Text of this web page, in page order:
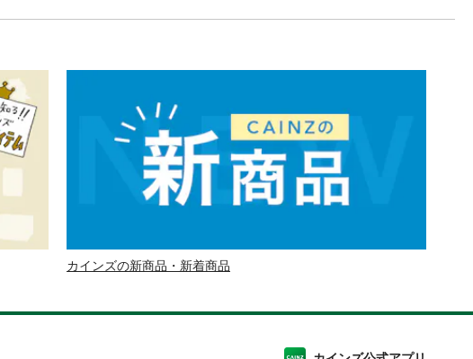
カインズの新商品・新着商品